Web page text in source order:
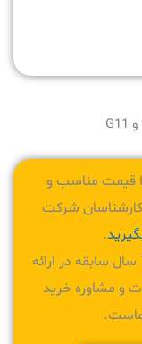
قیمت مناسب و
کارشناسان شرکت
.
شرکت رایانش ابری پردیس با بیش از 10 سال سابقه در ارائه
و مشاوره خرید